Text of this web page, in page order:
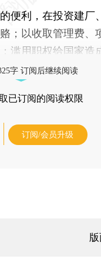
利，在投资建厂
；以收取管理费、
滥用职权给国家造
字 订阅后继续阅读
已订阅的阅读权限
订阅/会员升级